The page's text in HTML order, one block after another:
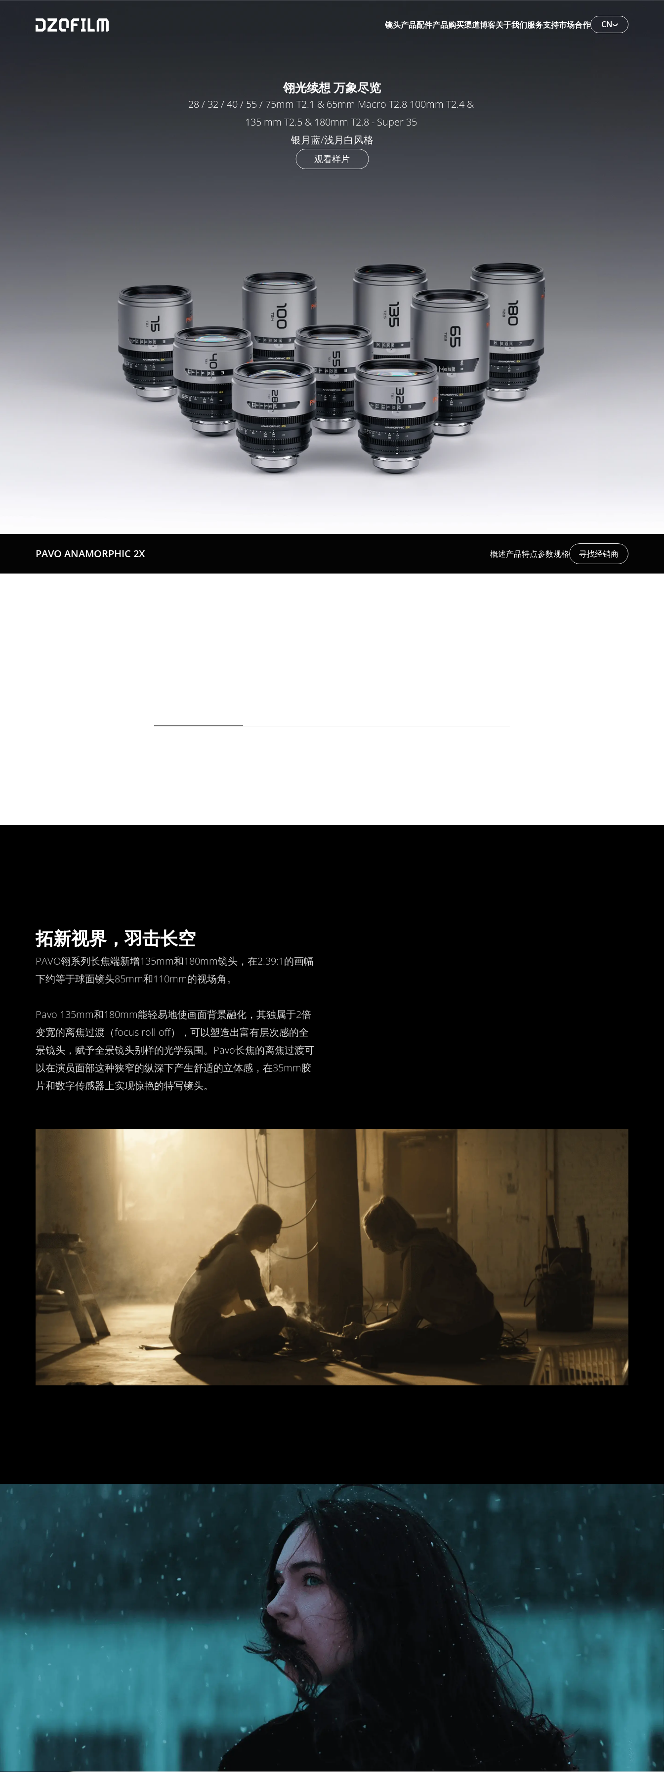
镜头产品配件产品购买渠道博客关于我们服务支持市场合作 CN
翎光续想 万象尽览
28 / 32 / 40 / 55 / 75mm T2.1 & 65mm Macro T2.8 100mm T2.4 &
135 mm T2.5 & 180mm T2.8 - Super 35
银月蓝/浅月白风格
观看样片
PAVO ANAMORPHIC 2X 概述产品特点参数规格 寻找经销商
拓新视界，羽击长空
PAVO翎系列长焦端新增135mm和180mm镜头，在2.39:1的画幅
下约等于球面镜头85mm和110mm的视场角。
Pavo 135mm和180mm能轻易地使画面背景融化，其独属于2倍
变宽的离焦过渡（focus roll off），可以塑造出富有层次感的全
景镜头，赋予全景镜头别样的光学氛围。Pavo长焦的离焦过渡可
以在演员面部这种狭窄的纵深下产生舒适的立体感，在35mm胶
片和数字传感器上实现惊艳的特写镜头。